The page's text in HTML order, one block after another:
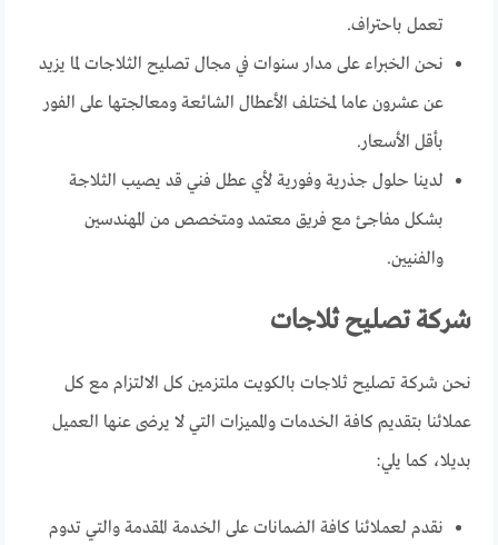
تعمل باحتراف.
نحن الخبراء على مدار سنوات في مجال تصليح الثلاجات لما يزيد
عن عشرون عاما لمختلف الأعطال الشائعة ومعالجتها على الفور
بأقل الأسعار.
لدينا حلول جذرية وفورية لأي عطل فني قد يصيب الثلاجة
بشكل مفاجئ مع فريق معتمد ومتخصص من المهندسين
والفنيين.
شركة تصليح ثلاجات
نحن شركة تصليح ثلاجات بالكويت ملتزمين كل الالتزام مع كل
عملائنا بتقديم كافة الخدمات والمميزات التي لا يرضى عنها العميل
بديلا، كما يلي:
نقدم لعملائنا كافة الضمانات على الخدمة المقدمة والتي تدوم